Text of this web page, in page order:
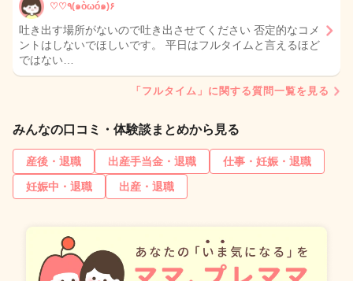
♡♡٩(๑òωó๑)۶
吐き出す場所がないので吐き出させてください 否定的なコメ
ントはしないでほしいです。 平日はフルタイムと言えるほど
ではない…
「フルタイム」に関する質問一覧を見る
みんなの口コミ・体験談まとめから見る
産後・退職 出産手当金・退職
仕事・妊娠・退職
妊娠中・退職
出産・退職